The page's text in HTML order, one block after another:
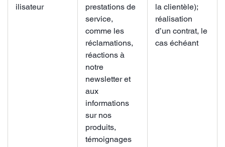
ilisateur
prestations de
service,
comme les
réclamations,
réactions à
notre
newsletter et
aux
informations
sur nos
produits,
témoignages
la clientèle);
réalisation
d’un contrat, le
cas échéant